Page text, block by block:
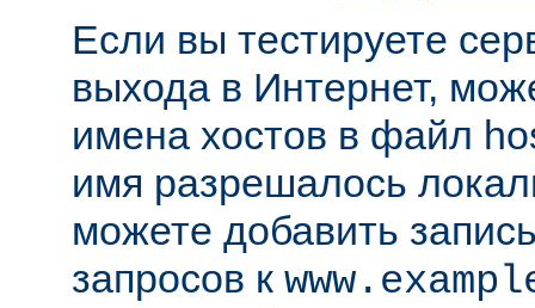
Если вы тестируете
выхода в Интернет,
имена хостов в файл
имя разрешалось
можете добавить
запросов к